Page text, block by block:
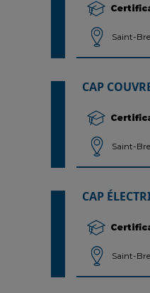
Saint-
CAP
Saint-
CAP
Saint-